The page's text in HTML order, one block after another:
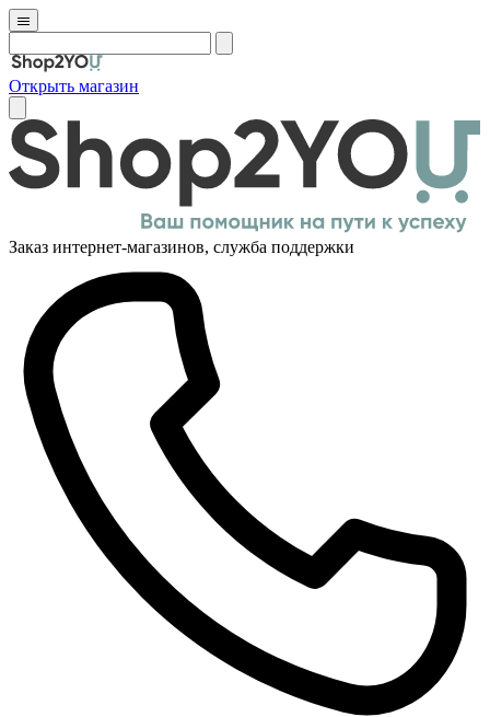
Открыть магазин
Заказ интернет-магазинов, служба поддержки